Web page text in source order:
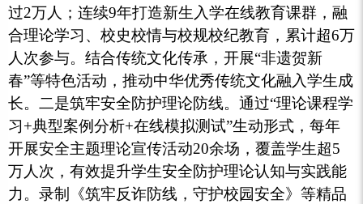
过2万人；连续9年打造新生入学在线教育课群，融
合理论学习、校史校情与校规校纪教育，累计超6万
人次参与。结合传统文化传承，开展“非遗贺新
春”等特色活动，推动中华优秀传统文化融入学生成
长。二是筑牢安全防护理论防线。通过“理论课程学
习+典型案例分析+在线模拟测试”生动形式，每年
开展安全主题理论宣传活动20余场，覆盖学生超5
万人次，有效提升学生安全防护理论认知与实践能
力。录制《筑牢反诈防线，守护校园安全》等精品